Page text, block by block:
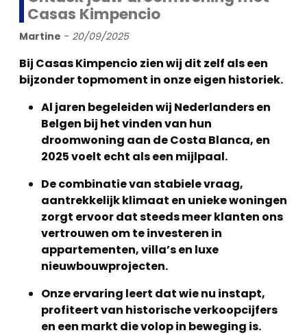
Casas Kimpencio
Martine - 20/09/2025
Bij Casas Kimpencio zien wij dit zelf als een
bijzonder topmoment in onze eigen historiek.
Al jaren begeleiden wij Nederlanders en
Belgen bij het vinden van hun
droomwoning aan de Costa Blanca, en
2025 voelt echt als een mijlpaal.
De combinatie van stabiele vraag,
aantrekkelijk klimaat en unieke woningen
zorgt ervoor dat steeds meer klanten ons
vertrouwen om te investeren in
appartementen, villa’s en luxe
nieuwbouwprojecten.
Onze ervaring leert dat wie nu instapt,
profiteert van historische verkoopcijfers
en een markt die volop in beweging is.